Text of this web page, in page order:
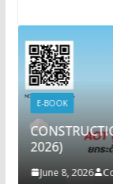
E-BOOK
2026)
June 8, 2026